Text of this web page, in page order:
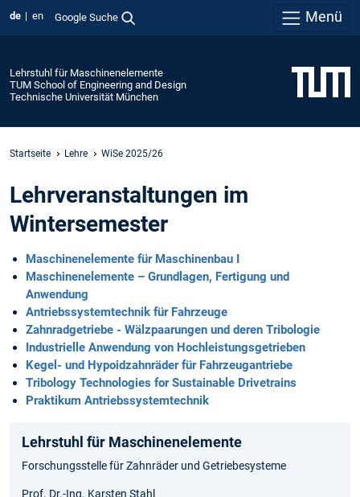
de en Google Suche Menü
Lehrstuhl für Maschinenelemente
TUM School of Engineering and Design
Technische Universität München
Startseite Lehre WiSe 2025/26
Lehrveranstaltungen im
Wintersemester
Maschinenelemente für Maschinenbau I
Maschinenelemente – Grundlagen, Fertigung und
Anwendung
Antriebssystemtechnik für Fahrzeuge
Zahnradgetriebe - Wälzpaarungen und deren Tribologie
Industrielle Anwendung von Hochleistungsgetrieben
Kegel- und Hypoidzahnräder für Fahrzeugantriebe
Tribology Technologies for Sustainable Drivetrains
Praktikum Antriebssystemtechnik
Lehrstuhl für Maschinenelemente
Forschungsstelle für Zahnräder und Getriebesysteme
Prof. Dr.-Ing. Karsten Stahl